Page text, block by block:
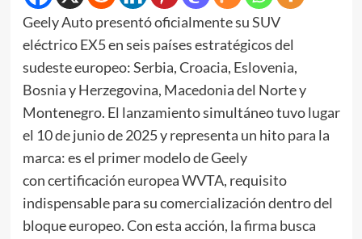
Geely Auto presentó oficialmente su SUV
eléctrico EX5 en seis países estratégicos del
sudeste europeo: Serbia, Croacia, Eslovenia,
Bosnia y Herzegovina, Macedonia del Norte y
Montenegro. El lanzamiento simultáneo tuvo lugar
el 10 de junio de 2025 y representa un hito para la
marca: es el primer modelo de Geely
con certificación europea WVTA, requisito
indispensable para su comercialización dentro del
bloque europeo. Con esta acción, la firma busca